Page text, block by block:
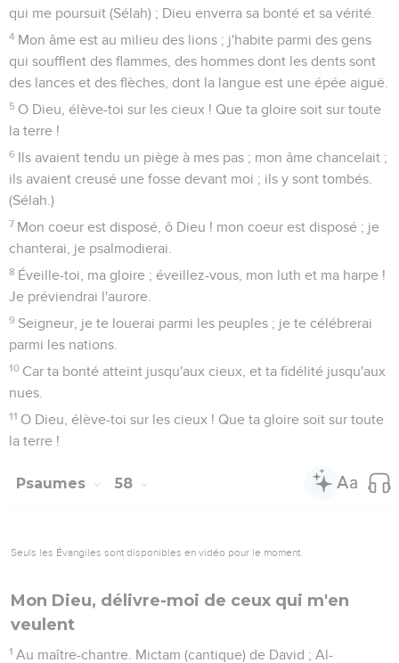
qui me poursuit (Sélah) ; Dieu enverra sa bonté et sa vérité.
4 Mon âme est au milieu des lions ; j'habite parmi des gens
qui soufflent des flammes, des hommes dont les dents sont
des lances et des flèches, dont la langue est une épée aiguë.
5 O Dieu, élève-toi sur les cieux ! Que ta gloire soit sur toute
la terre !
6 Ils avaient tendu un piège à mes pas ; mon âme chancelait ;
ils avaient creusé une fosse devant moi ; ils y sont tombés.
(Sélah.)
7 Mon coeur est disposé, ô Dieu ! mon coeur est disposé ; je
chanterai, je psalmodierai.
8 Éveille-toi, ma gloire ; éveillez-vous, mon luth et ma harpe !
Je préviendrai l'aurore.
9 Seigneur, je te louerai parmi les peuples ; je te célébrerai
parmi les nations.
10 Car ta bonté atteint jusqu'aux cieux, et ta fidélité jusqu'aux
nues.
11 O Dieu, élève-toi sur les cieux ! Que ta gloire soit sur toute
la terre !
Psaumes 58
Seuls les Évangiles sont disponibles en vidéo pour le moment.
Mon Dieu, délivre-moi de ceux qui m'en
veulent
1 Au maître-chantre. Mictam (cantique) de David ; Al-